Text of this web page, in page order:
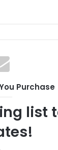
Purchase
list